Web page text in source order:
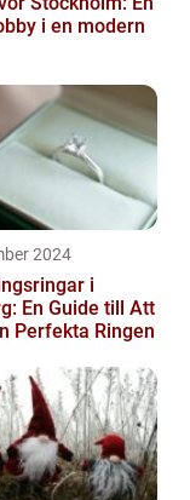
i en modern
2024
i
En Guide till Att
Perfekta Ringen